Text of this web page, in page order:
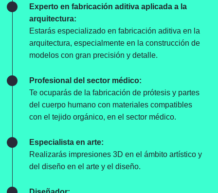
demandada por
miles de empresas.
Experto en fabricación aditiva aplicada a la
arquitectura:
Estarás especializado en fabricación aditiva en la
arquitectura, especialmente en la construcción de
modelos con gran precisión y detalle.
Profesional del sector médico:
Te ocuparás de la fabricación de prótesis y partes
del cuerpo humano con materiales compatibles
con el tejido orgánico, en el sector médico.
Especialista en arte:
Realizarás impresiones 3D en el ámbito artístico y
del diseño en el arte y el diseño.